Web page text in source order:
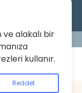
alakalı bir
kullanır.
Reddet